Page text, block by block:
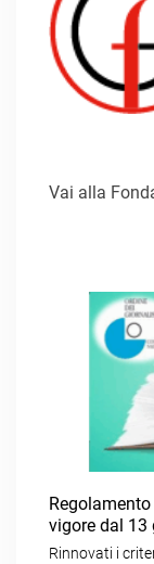
Vai alla
vigore dal 13
Rinnovati i